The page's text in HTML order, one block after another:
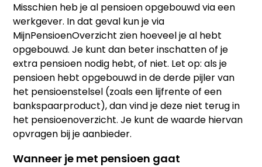
Misschien heb je al pensioen opgebouwd via een
werkgever. In dat geval kun je via
MijnPensioenOverzicht zien hoeveel je al hebt
opgebouwd. Je kunt dan beter inschatten of je
extra pensioen nodig hebt, of niet. Let op: als je
pensioen hebt opgebouwd in de derde pijler van
het pensioenstelsel (zoals een lijfrente of een
bankspaarproduct), dan vind je deze niet terug in
het pensioenoverzicht. Je kunt de waarde hiervan
opvragen bij je aanbieder.
Wanneer je met pensioen gaat